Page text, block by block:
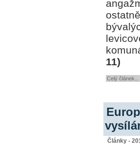
11)
Celý článek...
Články -